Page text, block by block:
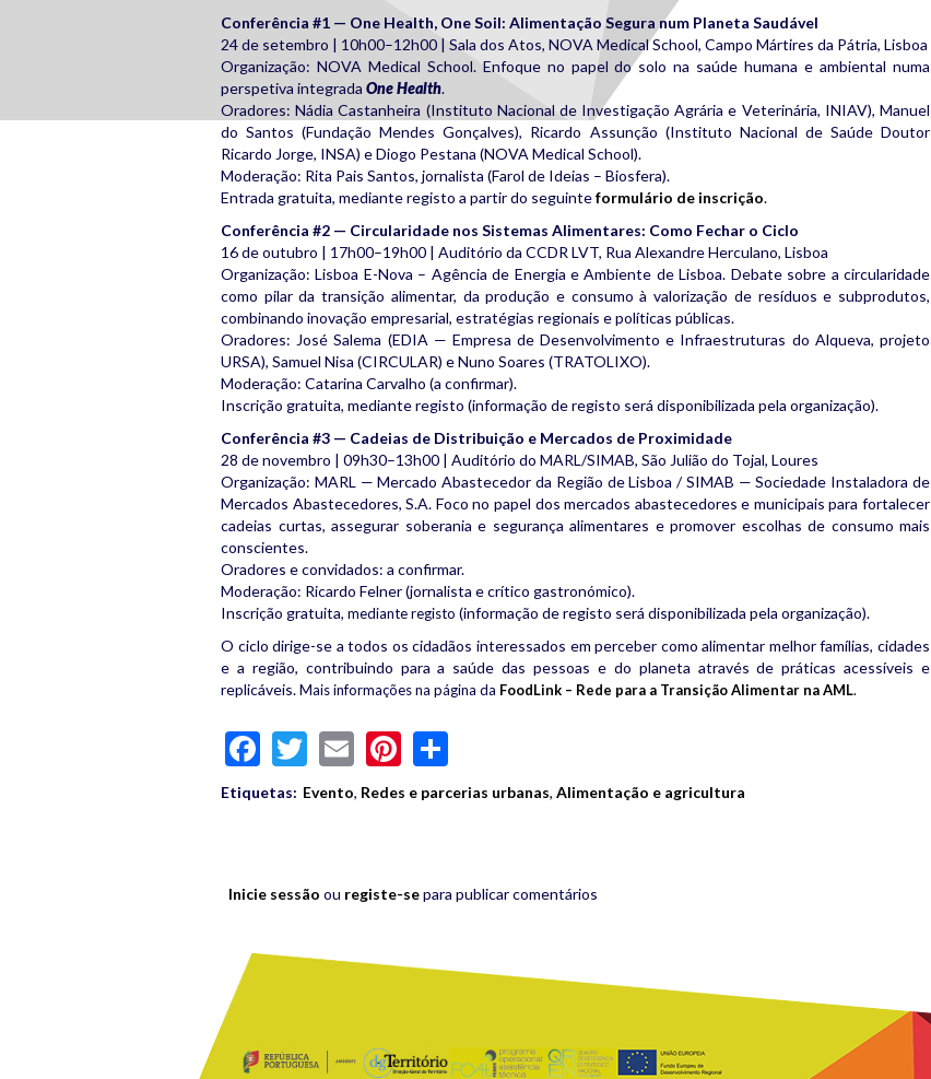
Conferência #1 — One Health, One Soil: Alimentação Segura num Planeta Saudável
24 de setembro | 10h00–12h00 | Sala dos Atos, NOVA Medical School, Campo Mártires da Pátria, Lisboa
Organização: NOVA Medical School. Enfoque no papel do solo na saúde humana e ambiental numa
perspetiva integrada One Health.
Oradores: Nádia Castanheira (Instituto Nacional de Investigação Agrária e Veterinária, INIAV), Manuel
do Santos (Fundação Mendes Gonçalves), Ricardo Assunção (Instituto Nacional de Saúde Doutor
Ricardo Jorge, INSA) e Diogo Pestana (NOVA Medical School).
Moderação: Rita Pais Santos, jornalista (Farol de Ideias – Biosfera).
Entrada gratuita, mediante registo a partir do seguinteformulário de inscrição.
Conferência #2 — Circularidade nos Sistemas Alimentares: Como Fechar o Ciclo
16 de outubro | 17h00–19h00 | Auditório da CCDR LVT, Rua Alexandre Herculano, Lisboa
Organização: Lisboa E-Nova – Agência de Energia e Ambiente de Lisboa. Debate sobre a circularidade
como pilar da transição alimentar, da produção e consumo à valorização de resíduos e subprodutos,
combinando inovação empresarial, estratégias regionais e políticas públicas.
Oradores: José Salema (EDIA — Empresa de Desenvolvimento e Infraestruturas do Alqueva, projeto
URSA), Samuel Nisa (CIRCULAR) e Nuno Soares (TRATOLIXO).
Moderação: Catarina Carvalho (a confirmar).
Inscrição gratuita, mediante registo (informação de registo será disponibilizada pela organização).
Conferência #3 — Cadeias de Distribuição e Mercados de Proximidade
28 de novembro | 09h30–13h00 | Auditório do MARL/SIMAB, São Julião do Tojal, Loures
Organização: MARL — Mercado Abastecedor da Região de Lisboa / SIMAB — Sociedade Instaladora de
Mercados Abastecedores, S.A. Foco no papel dos mercados abastecedores e municipais para fortalecer
cadeias curtas, assegurar soberania e segurança alimentares e promover escolhas de consumo mais
conscientes.
Oradores e convidados: a confirmar.
Moderação: Ricardo Felner (jornalista e crítico gastronómico).
Inscrição gratuita, mediante registo (informação de registo será disponibilizada pela organização).
O ciclo dirige-se a todos os cidadãos interessados em perceber como alimentar melhor famílias, cidades
e a região, contribuindo para a saúde das pessoas e do planeta através de práticas acessíveis e
replicáveis.Mais informações na página da FoodLink – Rede para a Transição Alimentar na AML.
Facebook
Twitter
EmailPinterest
Etiquetas: Evento, Redes e parcerias urbanas, Alimentação e agricultura
Inicie sessão ou registe-separa publicar comentários